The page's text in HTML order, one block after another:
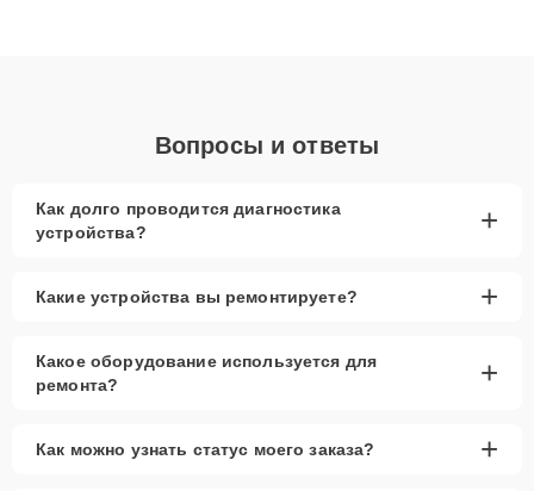
Вопросы и ответы
Как долго проводится диагностика
устройства?
+
Какие устройства вы ремонтируете? +
Какое оборудование используется для
ремонта?
+
Как можно узнать статус моего заказа? +